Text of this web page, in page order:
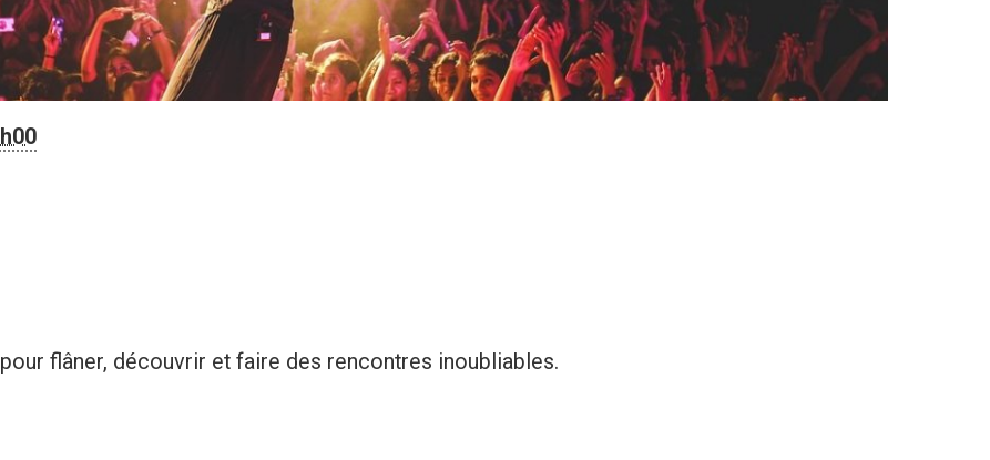
flâner, découvrir et faire des rencontres inoubliables.